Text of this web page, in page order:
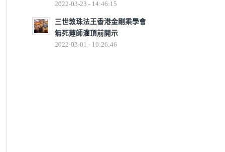
2022-03-23 - 14:46:15
三世敦珠法王香港金剛乘學會
無死蓮師灌頂前開示
2022-03-01 - 10:26:46